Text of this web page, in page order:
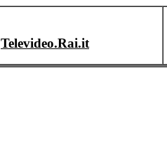
Televideo.Rai.it